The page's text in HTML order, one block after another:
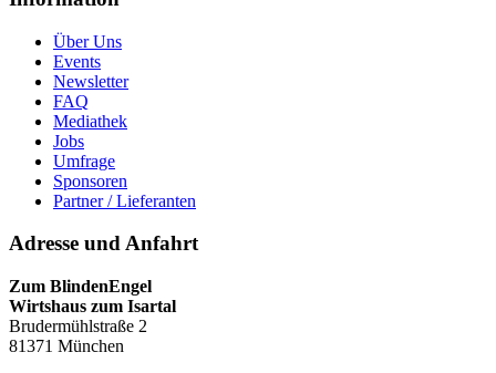
Über Uns
Events
Newsletter
FAQ
Mediathek
Jobs
Umfrage
Sponsoren
Partner / Lieferanten
Adresse und Anfahrt
Zum BlindenEngel
Wirtshaus zum Isartal
Brudermühlstraße 2
81371 München